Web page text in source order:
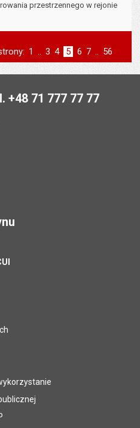
przestrzennego w rejonie
Strona
1 .. Strona
3 Strona
4 Strona
5 Strona
6 Strona
7 .. Strona
56
+48 71 777 77 77